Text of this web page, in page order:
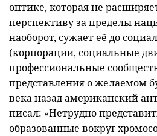
оптике, которая не
перспективу за пределы
наоборот, сужает её до
(корпорации, социальные
профессиональные
представления о желаемом
века назад американский
писал: «Нетрудно
образованные вокруг